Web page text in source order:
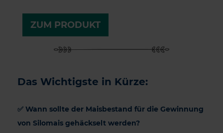
ZUM PRODUKT
Das Wichtigste in Kürze:
✅ Wann sollte der Maisbestand für die Gewinnung
von Silomais gehäckselt werden?